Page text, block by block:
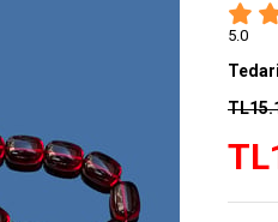
5.0